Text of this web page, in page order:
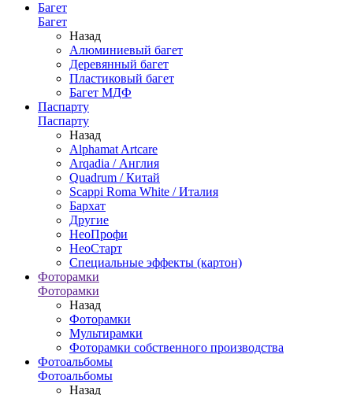
Багет
Багет
Назад
Алюминиевый багет
Деревянный багет
Пластиковый багет
Багет МДФ
Паспарту
Паспарту
Назад
Alphamat Artcare
Arqadia / Англия
Quadrum / Китай
Scappi Roma White / Италия
Бархат
Другие
НеоПрофи
НеоСтарт
Специальные эффекты (картон)
Фоторамки
Фоторамки
Назад
Фоторамки
Мультирамки
Фоторамки собственного производства
Фотоальбомы
Фотоальбомы
Назад